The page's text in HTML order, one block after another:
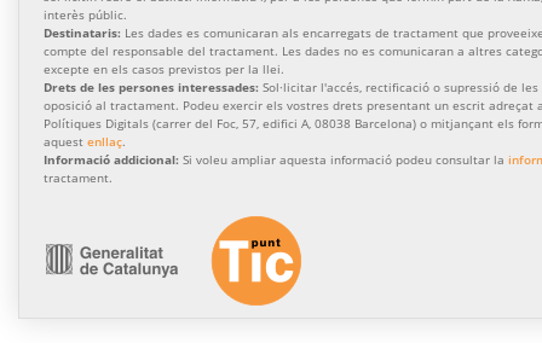
interès públic.
Destinataris: Les dades es comunicaran als encarregats de tractament que
compte del responsable del tractament. Les dades no es comunicaran a altres
excepte en els casos previstos per la llei.
Drets de les persones interessades: Sol·licitar l'accés, rectificació o supressió de
oposició al tractament. Podeu exercir els vostres drets presentant un escrit adreçat
Polítiques Digitals (carrer del Foc, 57, edifici A, 08038 Barcelona) o mitjançant els
aquest enllaç.
Informació addicional: Si voleu ampliar aquesta informació podeu consultar la
tractament.